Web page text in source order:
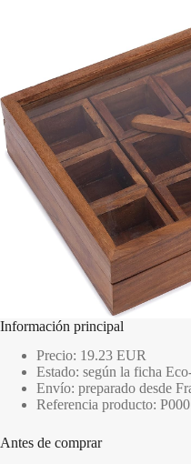
Información principal
Precio: 19.23 EUR
Estado: según la ficha
Envío: preparado desde
Referencia producto:
Antes de comprar